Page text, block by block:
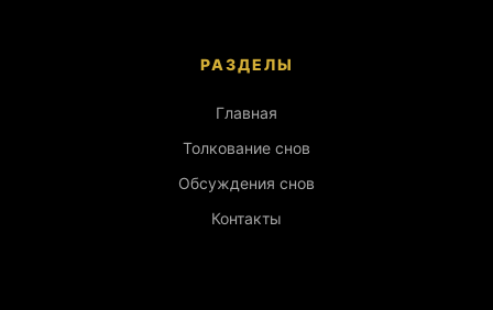
РАЗДЕЛЫ
Главная
Толкование снов
Обсуждения снов
Контакты